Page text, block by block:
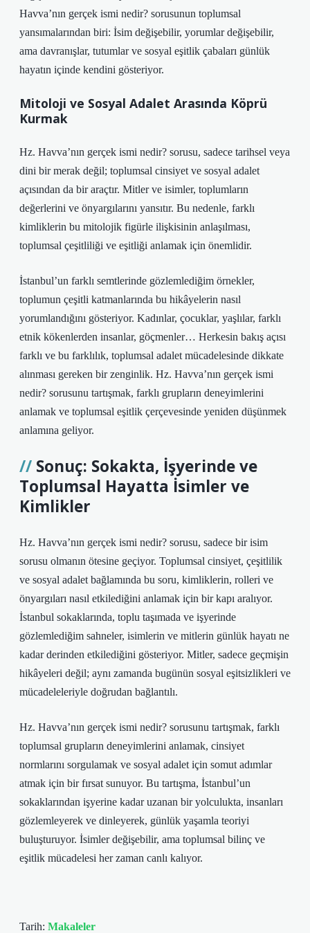
Havva’nın gerçek ismi nedir? sorusunun toplumsal
yansımalarından biri: İsim değişebilir, yorumlar değişebilir,
ama davranışlar, tutumlar ve sosyal eşitlik çabaları günlük
hayatın içinde kendini gösteriyor.
Mitoloji ve Sosyal Adalet Arasında Köprü
Kurmak
Hz. Havva’nın gerçek ismi nedir? sorusu, sadece tarihsel veya
dini bir merak değil; toplumsal cinsiyet ve sosyal adalet
açısından da bir araçtır. Mitler ve isimler, toplumların
değerlerini ve önyargılarını yansıtır. Bu nedenle, farklı
kimliklerin bu mitolojik figürle ilişkisinin anlaşılması,
toplumsal çeşitliliği ve eşitliği anlamak için önemlidir.
İstanbul’un farklı semtlerinde gözlemlediğim örnekler,
toplumun çeşitli katmanlarında bu hikâyelerin nasıl
yorumlandığını gösteriyor. Kadınlar, çocuklar, yaşlılar, farklı
etnik kökenlerden insanlar, göçmenler… Herkesin bakış açısı
farklı ve bu farklılık, toplumsal adalet mücadelesinde dikkate
alınması gereken bir zenginlik. Hz. Havva’nın gerçek ismi
nedir? sorusunu tartışmak, farklı grupların deneyimlerini
anlamak ve toplumsal eşitlik çerçevesinde yeniden düşünmek
anlamına geliyor.
Sonuç: Sokakta, İşyerinde ve
Toplumsal Hayatta İsimler ve
Kimlikler
Hz. Havva’nın gerçek ismi nedir? sorusu, sadece bir isim
sorusu olmanın ötesine geçiyor. Toplumsal cinsiyet, çeşitlilik
ve sosyal adalet bağlamında bu soru, kimliklerin, rolleri ve
önyargıları nasıl etkilediğini anlamak için bir kapı aralıyor.
İstanbul sokaklarında, toplu taşımada ve işyerinde
gözlemlediğim sahneler, isimlerin ve mitlerin günlük hayatı ne
kadar derinden etkilediğini gösteriyor. Mitler, sadece geçmişin
hikâyeleri değil; aynı zamanda bugünün sosyal eşitsizlikleri ve
mücadeleleriyle doğrudan bağlantılı.
Hz. Havva’nın gerçek ismi nedir? sorusunu tartışmak, farklı
toplumsal grupların deneyimlerini anlamak, cinsiyet
normlarını sorgulamak ve sosyal adalet için somut adımlar
atmak için bir fırsat sunuyor. Bu tartışma, İstanbul’un
sokaklarından işyerine kadar uzanan bir yolculukta, insanları
gözlemleyerek ve dinleyerek, günlük yaşamla teoriyi
buluşturuyor. İsimler değişebilir, ama toplumsal bilinç ve
eşitlik mücadelesi her zaman canlı kalıyor.
Tarih: Makaleler